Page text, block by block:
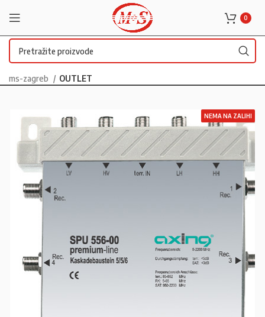
0
ms-zagreb OUTLET
NEMA NA ZALIHI